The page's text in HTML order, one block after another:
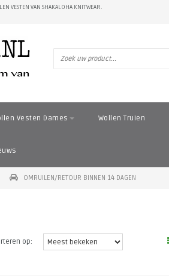
VESTEN VAN SHAKALOHA KNITWEAR.
Vesten Dames Wollen Truien
OMRUILEN/RETOUR BINNEN 14 DAGEN
op: